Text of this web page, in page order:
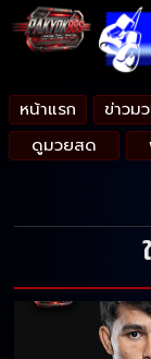
หน้าแรก ข่าวม
ดูมวยสด